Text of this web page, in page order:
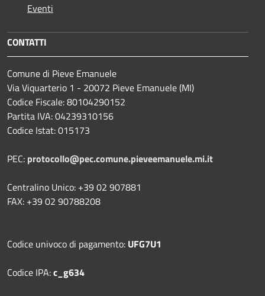
Eventi
CONTATTI
Comune di Pieve Emanuele
Via Viquarterio 1 - 20072 Pieve Emanuele (MI)
Codice Fiscale: 80104290152
Partita IVA: 04239310156
Codice Istat: 015173
PEC: protocollo@pec.comune.pieveemanuele.mi.it
Centralino Unico: +39 02 907881
FAX: +39 02 90788208
Codice univoco di pagamento: UFG7U1
Codice IPA:c_g634